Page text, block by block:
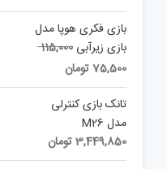
بازی فکری هوپا مدل
بازی زیرآبی 115,000
Original
was:
75,500تومان
price
is:
تانک بازی کنترلی
مدل M26
3,449,850تومان